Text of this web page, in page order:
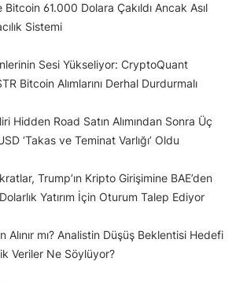
Bitcoin 61.000 Dolara Çakıldı Ancak Asıl
Sistemi
Sesi Yükseliyor: CryptoQuant
Bitcoin Alımlarını Derhal Durdurmalı
Hidden Road Satın Alımından Sonra Üç
‘Takas ve Teminat Varlığı’ Oldu
Trump’ın Kripto Girişimine BAE’den
Yatırım İçin Oturum Talep Ediyor
Alınır mı? Analistin Düşüş Beklentisi Hedefi
Veriler Ne Söylüyor?